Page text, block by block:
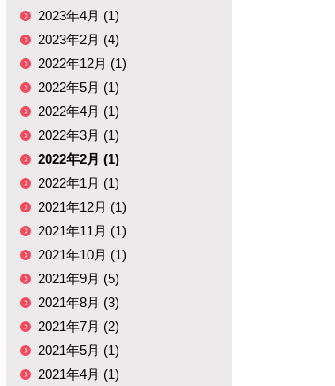
2023年4月 (1)
2023年2月 (4)
2022年12月 (1)
2022年5月 (1)
2022年4月 (1)
2022年3月 (1)
2022年2月 (1)
2022年1月 (1)
2021年12月 (1)
2021年11月 (1)
2021年10月 (1)
2021年9月 (5)
2021年8月 (3)
2021年7月 (2)
2021年5月 (1)
2021年4月 (1)